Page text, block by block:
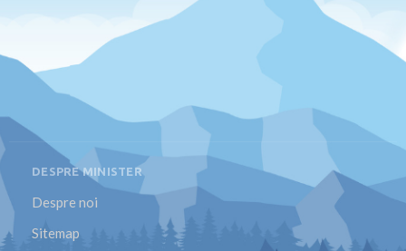
DESPRE MINISTER
Despre noi
Sitemap